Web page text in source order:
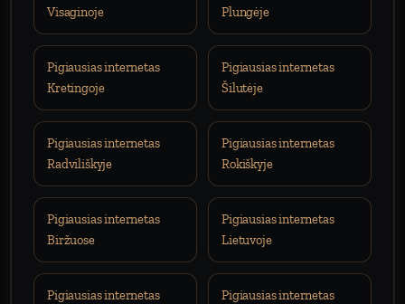
Visaginoje
Plungėje
Pigiausias internetas
Kretingoje
Pigiausias internetas
Šilutėje
Pigiausias internetas
Radviliškyje
Pigiausias internetas
Rokiškyje
Pigiausias internetas
Biržuose
Pigiausias internetas
Lietuvoje
Pigiausias internetas
Pigiausias internetas